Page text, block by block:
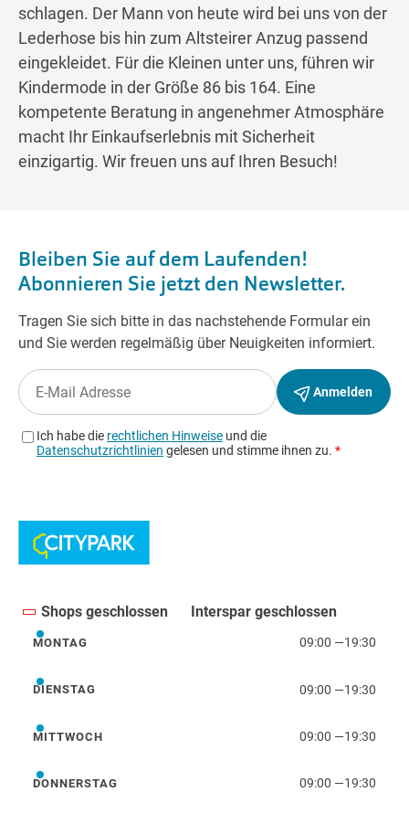
schlagen. Der Mann von heute wird bei uns von der
Lederhose bis hin zum Altsteirer Anzug passend
eingekleidet. Für die Kleinen unter uns, führen wir
Kindermode in der Größe 86 bis 164. Eine
kompetente Beratung in angenehmer Atmosphäre
macht Ihr Einkaufserlebnis mit Sicherheit
einzigartig. Wir freuen uns auf Ihren Besuch!
Shops geschlossen Interspar geschlossen
Montag
MONTAG 09:00 —19:30
Dienstag
DIENSTAG 09:00 —19:30
Mittwoch
MITTWOCH 09:00 —19:30
Donnerstag
DONNERSTAG 09:00 —19:30